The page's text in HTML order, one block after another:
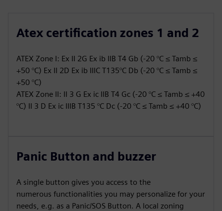
Atex certification zones 1 and 2
ATEX Zone I: Ex II 2G Ex ib IIB T4 Gb (-20 °C ≤ Tamb ≤
+50 °C) Ex II 2D Ex ib IIIC T135°C Db (-20 °C ≤ Tamb ≤
+50 °C)
ATEX Zone II: II 3 G Ex ic IIB T4 Gc (-20 °C ≤ Tamb ≤ +40
°C) II 3 D Ex ic IIIB T135 °C Dc (-20 °C ≤ Tamb ≤ +40 °C)
Panic Button and buzzer
A single button gives you access to the
numerous functionalities you may personalize for your
needs, e.g. as a Panic/SOS Button. A local zoning